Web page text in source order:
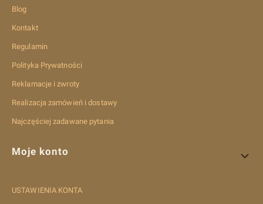
Blog
Kontakt
Regulamin
Polityka Prywatności
Reklamacje i zwroty
Realizacja zamówień i dostawy
Najczęściej zadawane pytania
Moje konto
USTAWIENIA KONTA